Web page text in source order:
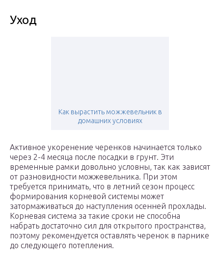
Уход
Как вырастить можжевельник в
домашних условиях
Активное укоренение черенков начинается только
через 2-4 месяца после посадки в грунт. Эти
временные рамки довольно условны, так как зависят
от разновидности можжевельника. При этом
требуется принимать, что в летний сезон процесс
формирования корневой системы может
затормаживаться до наступления осенней прохлады.
Корневая система за такие сроки не способна
набрать достаточно сил для открытого пространства,
поэтому рекомендуется оставлять черенок в парнике
до следующего потепления.